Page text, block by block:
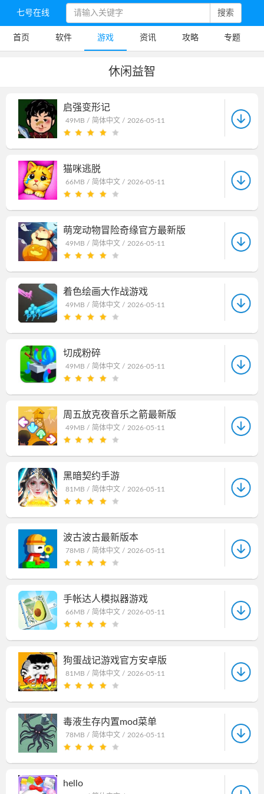
七号在线 搜索
首页 软件 游戏 资讯 攻略 专题
休闲益智
启强变形记
49MB / 简体中文 / 2026-05-11
猫咪逃脱
66MB / 简体中文 / 2026-05-11
萌宠动物冒险奇缘官方最新版
49MB / 简体中文 / 2026-05-11
着色绘画大作战游戏
49MB / 简体中文 / 2026-05-11
切成粉碎
49MB / 简体中文 / 2026-05-11
周五放克夜音乐之箭最新版
49MB / 简体中文 / 2026-05-11
黑暗契约手游
81MB / 简体中文 / 2026-05-11
波古波古最新版本
78MB / 简体中文 / 2026-05-11
手帐达人模拟器游戏
66MB / 简体中文 / 2026-05-11
狗蛋战记游戏官方安卓版
81MB / 简体中文 / 2026-05-11
毒液生存内置mod菜单
78MB / 简体中文 / 2026-05-11
hello